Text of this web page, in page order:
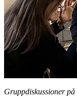
Gruppdiskussioner